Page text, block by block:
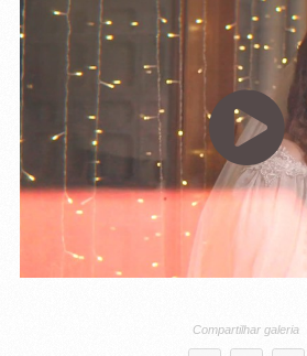
Compartilhar galeria